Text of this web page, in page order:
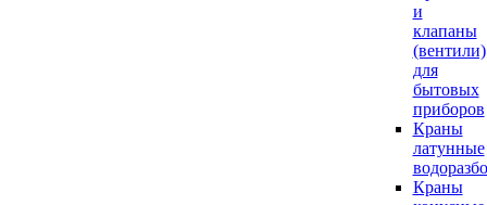
и
клапаны
(вентили)
для
бытовых
приборов
Краны
латунные
Краны